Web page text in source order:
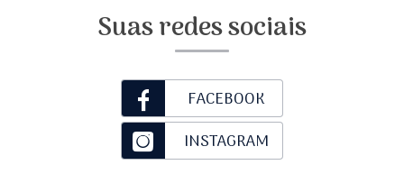
Suas redes sociais
FACEBOOK
INSTAGRAM